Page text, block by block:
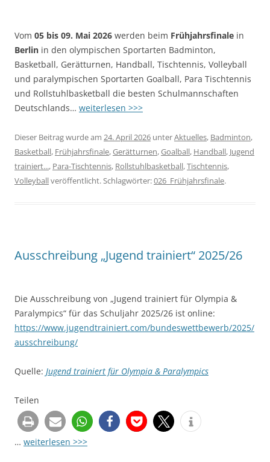
Vom 05 bis 09. Mai 2026 werden beim Frühjahrsfinale in
Berlin in den olympischen Sportarten Badminton,
Basketball, Gerätturnen, Handball, Tischtennis, Volleyball
und paralympischen Sportarten Goalball, Para Tischtennis
und Rollstuhlbasketball die besten Schulmannschaften
Deutschlands… weiterlesen >>>
Dieser Beitrag wurde am 24. April 2026 unterAktuelles, Badminton,
Basketball, Frühjahrsfinale,Gerätturnen,Goalball, Handball, Jugend
trainiert..., Para-Tischtennis, Rollstuhlbasketball,Tischtennis,
Volleyballveröffentlicht. Schlagwörter:026_Frühjahrsfinale.
Ausschreibung „Jugend trainiert“ 2025/26
Die Ausschreibung von „Jugend trainiert für Olympia &
Paralympics“ für das Schuljahr 2025/26 ist online:
https://www.jugendtrainiert.com/bundeswettbewerb/2025/
ausschreibung/
Quelle: Jugend trainiert für Olympia & Paralympics
Teilen
… weiterlesen >>>